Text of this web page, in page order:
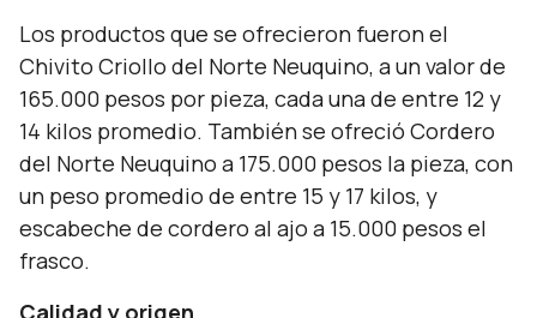
Los productos que se ofrecieron fueron el
Chivito Criollo del Norte Neuquino, a un valor de
165.000 pesos por pieza, cada una de entre 12 y
14 kilos promedio. También se ofreció Cordero
del Norte Neuquino a 175.000 pesos la pieza, con
un peso promedio de entre 15 y 17 kilos, y
escabeche de cordero al ajo a 15.000 pesos el
frasco.
Calidad y origen